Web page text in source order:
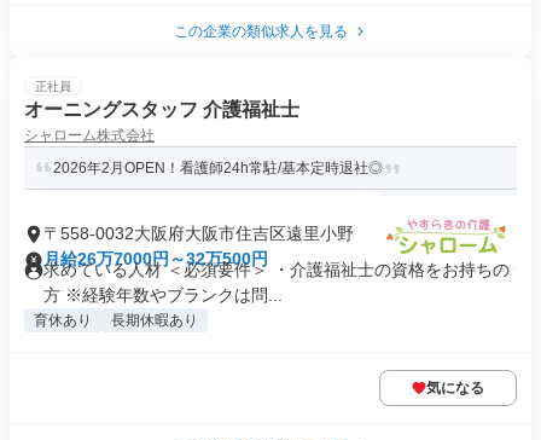
この企業の類似求人を見る
正社員
オーニングスタッフ 介護福祉士
シャローム株式会社
2026年2月OPEN！看護師24h常駐/基本定時退社◎
〒558-0032大阪府大阪市住吉区遠里小野
月給26万7000円～32万500円
求めている人材 ＜必須要件＞ ・介護福祉士の資格をお持ちの
方 ※経験年数やブランクは問...
育休あり 長期休暇あり
気になる